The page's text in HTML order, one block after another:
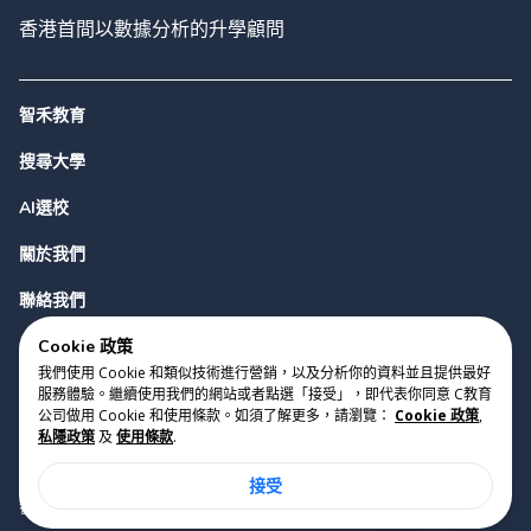
香港首間以數據分析的升學顧問
智禾教育
搜尋大學
AI選校
關於我們
聯絡我們
版權 2023 Cyclopes® •
使用條款
香港銅鑼灣勿地臣街1號時代廣場2座28樓07室
Cookie 政策
我們使用 Cookie 和類似技術進行營銷，以及分析你的資料並且提供最好
服務體驗。繼續使用我們的網站或者點選「接受」，即代表你同意 C教育
公司做用 Cookie 和使用條款。如須了解更多，請瀏覽： Cookie 政策,
私隱政策及 使用條款.
接受